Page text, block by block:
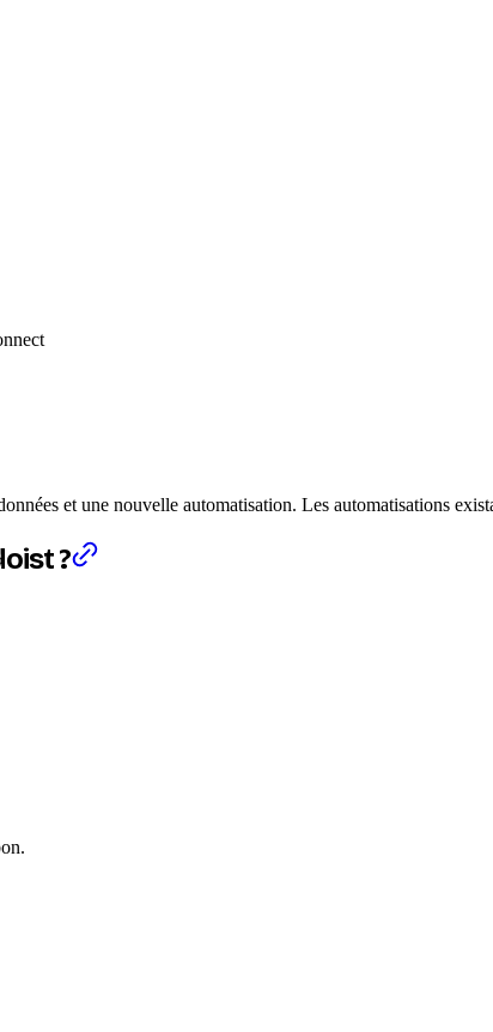
et une nouvelle automatisation. Les automatisations
?